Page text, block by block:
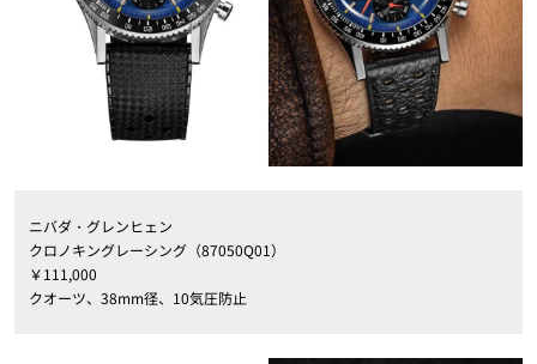
ニバダ・グレンヒェン
クロノキングレーシング（87050Q01）
￥111,000
クオーツ、38mm径、10気圧防止